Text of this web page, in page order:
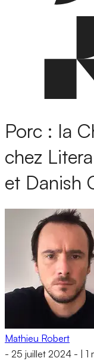
Porc : la
chez
et Danish
Mathieu Robert
- 25 juillet 2024 - 1